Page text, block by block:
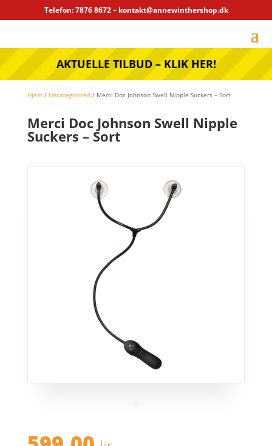
Telefon: 7876 8672 – kontakt@annewinthershop.dk
AKTUELLE TILBUD – KLIK HER!
Hjem/ Uncategorized/ Merci Doc Johnson Swell Nipple Suckers – Sort
Merci Doc Johnson Swell Nipple
Suckers – Sort